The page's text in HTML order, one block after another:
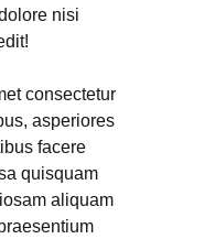
nisi
consectetur
asperiores
facere
quisquam
aliquam